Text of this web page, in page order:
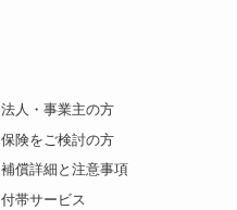
法人・事業主の方
保険をご検討の方
補償詳細と注意事項
付帯サービス